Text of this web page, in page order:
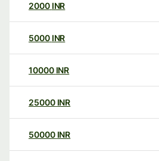
2000 INR
5000 INR
10000 INR
25000 INR
50000 INR